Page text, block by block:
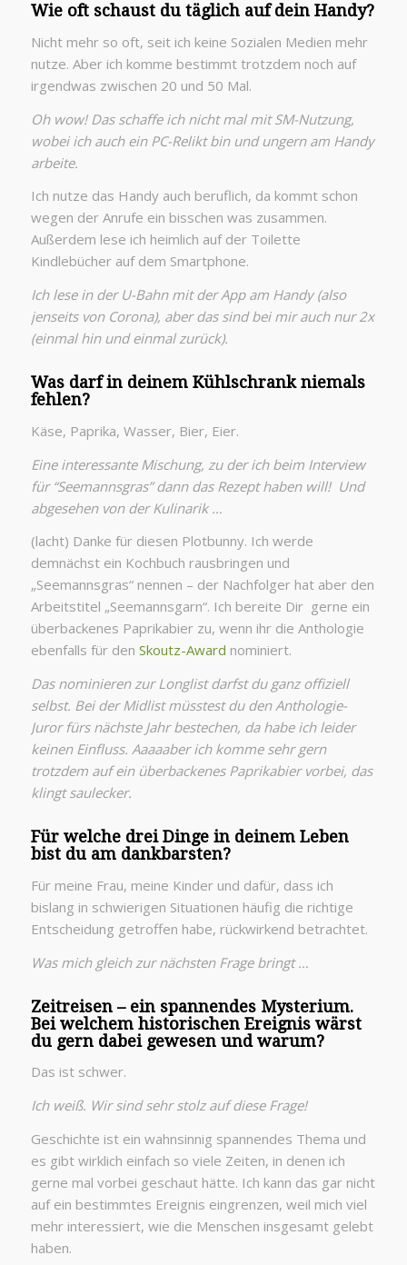
Wie oft schaust du täglich auf dein Handy?
Nicht mehr so oft, seit ich keine Sozialen Medien mehr
nutze. Aber ich komme bestimmt trotzdem noch auf
irgendwas zwischen 20 und 50 Mal.
Oh wow! Das schaffe ich nicht mal mit SM-Nutzung,
wobei ich auch ein PC-Relikt bin und ungern am Handy
arbeite.
Ich nutze das Handy auch beruflich, da kommt schon
wegen der Anrufe ein bisschen was zusammen.
Außerdem lese ich heimlich auf der Toilette
Kindlebücher auf dem Smartphone.
Ich lese in der U-Bahn mit der App am Handy (also
jenseits von Corona), aber das sind bei mir auch nur 2x
(einmal hin und einmal zurück).
Was darf in deinem Kühlschrank niemals
fehlen?
Käse, Paprika, Wasser, Bier, Eier.
Eine interessante Mischung, zu der ich beim Interview
für “Seemannsgras” dann das Rezept haben will! Und
abgesehen von der Kulinarik …
(lacht) Danke für diesen Plotbunny. Ich werde
demnächst ein Kochbuch rausbringen und
„Seemannsgras“ nennen – der Nachfolger hat aber den
Arbeitstitel „Seemannsgarn“. Ich bereite Dir gerne ein
überbackenes Paprikabier zu, wenn ihr die Anthologie
ebenfalls für den Skoutz-Award nominiert.
Das nominieren zur Longlist darfst du ganz offiziell
selbst. Bei der Midlist müsstest du den Anthologie-
Juror fürs nächste Jahr bestechen, da habe ich leider
keinen Einfluss. Aaaaaber ich komme sehr gern
trotzdem auf ein überbackenes Paprikabier vorbei, das
klingt saulecker.
Für welche drei Dinge in deinem Leben
bist du am dankbarsten?
Für meine Frau, meine Kinder und dafür, dass ich
bislang in schwierigen Situationen häufig die richtige
Entscheidung getroffen habe, rückwirkend betrachtet.
Was mich gleich zur nächsten Frage bringt …
Zeitreisen – ein spannendes Mysterium.
Bei welchem historischen Ereignis wärst
du gern dabei gewesen und warum?
Das ist schwer.
Ich weiß. Wir sind sehr stolz auf diese Frage!
Geschichte ist ein wahnsinnig spannendes Thema und
es gibt wirklich einfach so viele Zeiten, in denen ich
gerne mal vorbei geschaut hätte. Ich kann das gar nicht
auf ein bestimmtes Ereignis eingrenzen, weil mich viel
mehr interessiert, wie die Menschen insgesamt gelebt
haben.